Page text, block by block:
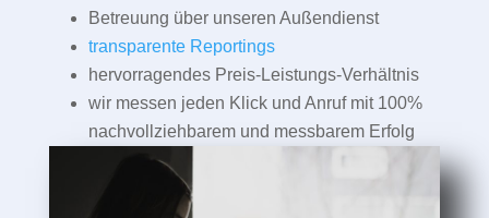
Betreuung über unseren Außendienst
transparente Reportings
hervorragendes Preis-Leistungs-Verhältnis
wir messen jeden Klick und Anruf mit 100%
nachvollziehbarem und messbarem Erfolg